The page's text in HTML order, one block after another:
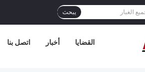
يبحث
اتصل بنا أخبار القضايا